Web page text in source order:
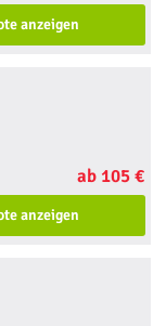
anzeigen
ab 105 €
anzeigen